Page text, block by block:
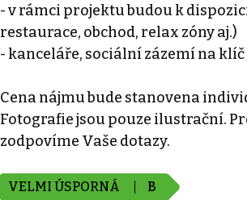
- v rámci projektu budou k
restaurace, obchod, relax zóny aj.)
- kanceláře, sociální zázemí na klíč
Cena nájmu bude stanovena
Fotografie jsou pouze ilustrační.
zodpovíme Vaše dotazy.
VELMI ÚSPORNÁ B